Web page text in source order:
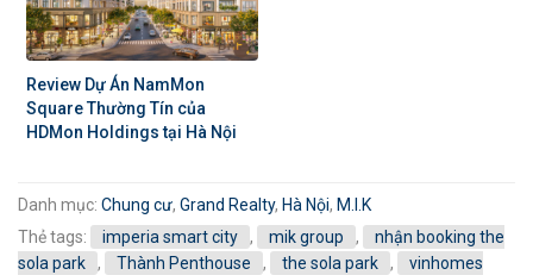
Review Dự Án NamMon
Square Thường Tín của
HDMon Holdings tại Hà Nội
Danh mục: Chung cư, Grand Realty, Hà Nội, M.I.K
Thẻ tags:
imperia smart city , mik group ,
nhận booking the
sola park
, Thành Penthouse , the sola park ,
vinhomes